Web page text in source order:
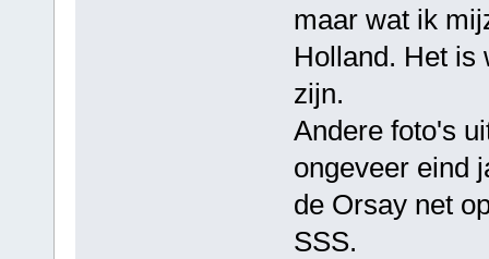
maar wat ik
Holland. Het is
zijn.
Andere foto's
ongeveer eind
de Orsay net
SSS.